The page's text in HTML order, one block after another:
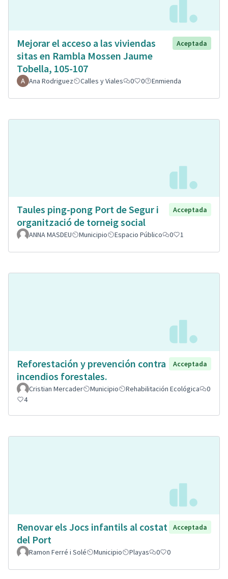
Mejorar el acceso a las viviendas
sitas en Rambla Mossen Jaume
Tobella, 105-107
Aceptada
Ana Rodriguez Calles y Viales 0 0 Enmienda
Taules ping-pong Port de Segur i
organització de torneig social
Acceptada
ANNA MASDEU Municipio Espacio Público 0 1
Reforestación y prevención contra
incendios forestales.
Acceptada
Cristian Mercader Municipio Rehabilitación Ecológica
0
4
Renovar els Jocs infantils al costat
del Port
Acceptada
Ramon Ferré i Solé Municipio Playas 0 0